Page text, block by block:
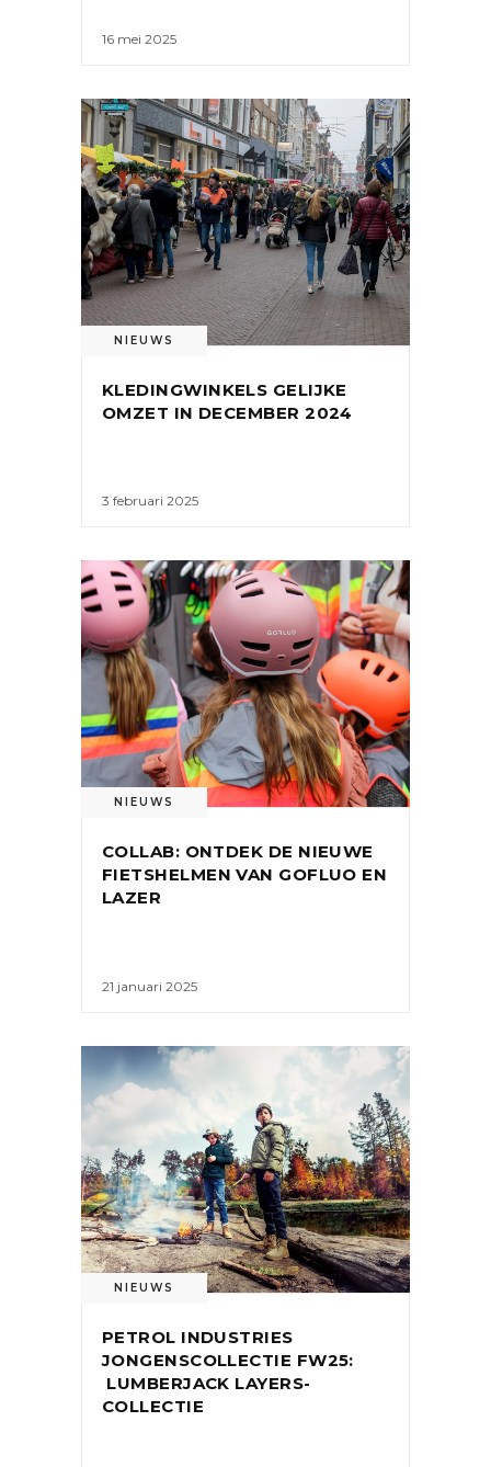
16 mei 2025
NIEUWS
KLEDINGWINKELS GELIJKE
OMZET IN DECEMBER 2024
3 februari 2025
NIEUWS
COLLAB: ONTDEK DE NIEUWE
FIETSHELMEN VAN GOFLUO EN
LAZER
21 januari 2025
NIEUWS
PETROL INDUSTRIES
JONGENSCOLLECTIE FW25:
LUMBERJACK LAYERS-
COLLECTIE